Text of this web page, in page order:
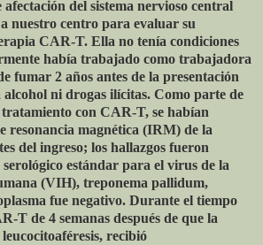
afectación del sistema nervioso central
nuestro centro para evaluar su
CAR-T. Ella no tenía condiciones
había trabajado como trabajadora
fumar 2 años antes de la presentación
ni drogas ilícitas. Como parte de
con CAR-T, se habían
resonancia magnética (IRM) de la
del ingreso; los hallazgos fueron
estándar para el virus de la
(VIH), treponema pallidum,
fue negativo. Durante el tiempo
T de 4 semanas después de que la
recibió